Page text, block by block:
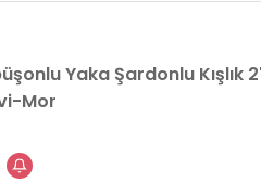
Yaka Şardonlu Kışlık
Mor